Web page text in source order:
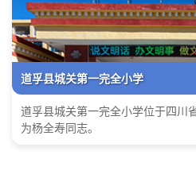
道孚县城关第一完全小学
道孚县城关第一完全小学位于四川
为杨全寿同志。